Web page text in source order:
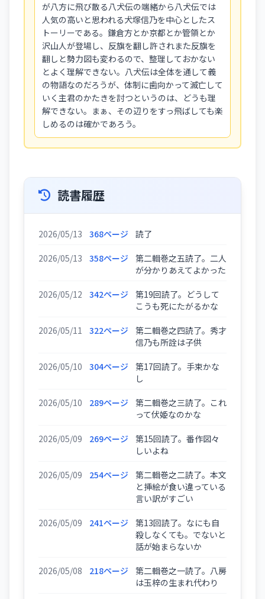
が八方に飛び散る八犬伝の端緒から八犬伝では
人気の高いと思われる犬塚信乃を中心としたス
トーリーである。鎌倉方とか京都とか管領とか
沢山人が登場し、反旗を翻し許されまた反旗を
翻しと勢力図も変わるので、整理しておかない
とよく理解できない。八犬伝は全体を通して義
の物語なのだろうが、体制に歯向かって滅亡して
いく主君のかたきを討つというのは、どうも理
解できない。まぁ、その辺りをすっ飛ばしても楽
しめるのは確かであろう。
読書履歴
2026/05/13 368ページ 読了
2026/05/13 358ページ
第二輯巻之五読了。二人
が分かりあえてよかった
2026/05/12 342ページ
第19回読了。どうして
こうも死にたがるかな
2026/05/11 322ページ
第二輯巻之四読了。秀才
信乃も所詮は子供
2026/05/10 304ページ
第17回読了。手束かな
し
2026/05/10 289ページ
第二輯巻之三読了。これ
って伏姫なのかな
2026/05/09 269ページ
第15回読了。番作図々
しいよね
2026/05/09 254ページ
第二輯巻之二読了。本文
と挿絵が食い違っている
言い訳がすごい
2026/05/09 241ページ
第13回読了。なにも自
殺しなくても。でないと
話が始まらないか
2026/05/08 218ページ
第二輯巻之一読了。八房
は玉梓の生まれ代わり